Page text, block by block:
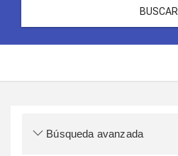
BUSCAR
Búsqueda avanzada